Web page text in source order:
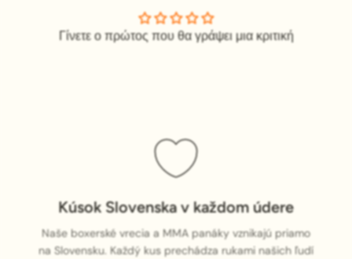
Γίνετε ο πρώτος που θα γράψει μια κριτική
Kúsok Slovenska v každom údere
Naše boxerské vrecia a MMA panáky vznikajú priamo
na Slovensku. Každý kus prechádza rukami našich ľudí